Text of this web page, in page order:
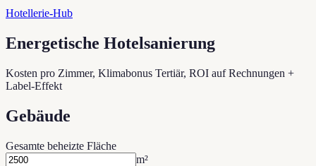
Hotellerie-Hub
Energetische Hotelsanierung
Kosten pro Zimmer, Klimabonus Tertiär, ROI auf Rechnungen +
Label-Effekt
Gebäude
Gesamte beheizte Fläche
m²